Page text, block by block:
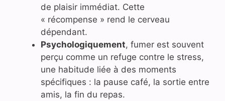
de plaisir immédiat. Cette
« récompense » rend le cerveau
dépendant.
Psychologiquement, fumer est souvent
perçu comme un refuge contre le stress,
une habitude liée à des moments
spécifiques : la pause café, la sortie entre
amis, la fin du repas.